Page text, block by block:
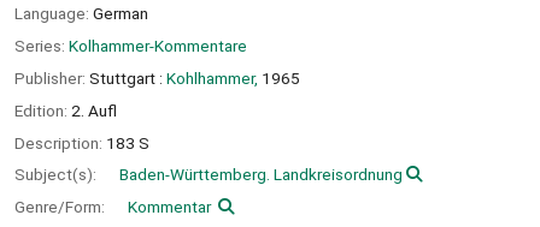
Language: German
Series: Kolhammer-Kommentare
Publisher: Stuttgart : Kohlhammer, 1965
Edition: 2. Aufl
Description: 183 S
Subject(s):
Baden-Württemberg. Landkreisordnung
Genre/Form:
Kommentar